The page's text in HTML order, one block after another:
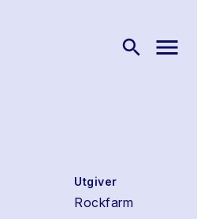
search menu
Utgiver
Rockfarm